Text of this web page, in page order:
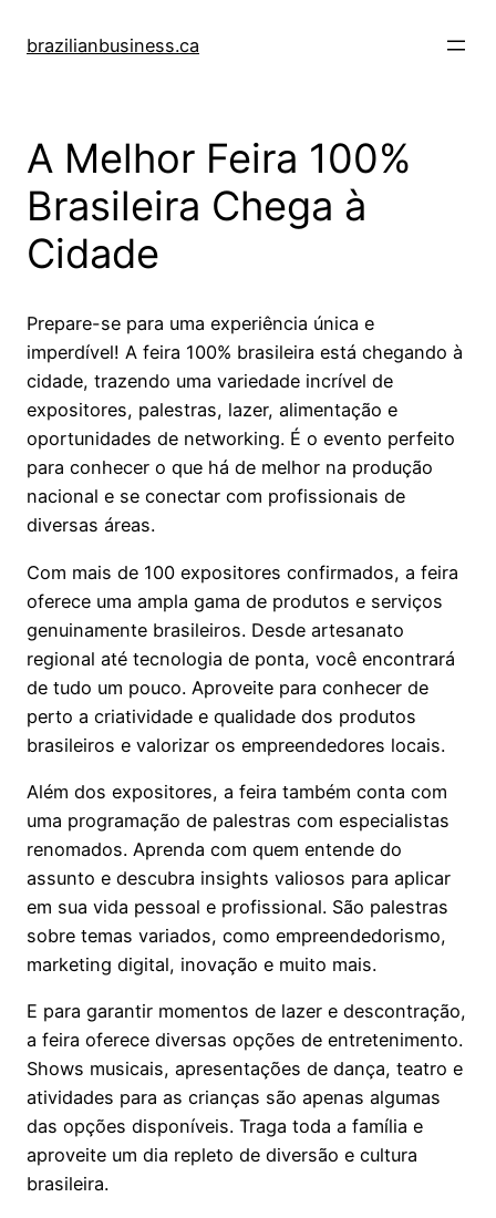
parabrazilianbusiness.ca
A Melhor Feira 100%
Brasileira Chega à
Cidade
Prepare-se para uma experiência única e
imperdível! A feira 100% brasileira está chegando à
cidade, trazendo uma variedade incrível de
expositores, palestras, lazer, alimentação e
oportunidades de networking. É o evento perfeito
para conhecer o que há de melhor na produção
nacional e se conectar com profissionais de
diversas áreas.
Com mais de 100 expositores confirmados, a feira
oferece uma ampla gama de produtos e serviços
genuinamente brasileiros. Desde artesanato
regional até tecnologia de ponta, você encontrará
de tudo um pouco. Aproveite para conhecer de
perto a criatividade e qualidade dos produtos
brasileiros e valorizar os empreendedores locais.
Além dos expositores, a feira também conta com
uma programação de palestras com especialistas
renomados. Aprenda com quem entende do
assunto e descubra insights valiosos para aplicar
em sua vida pessoal e profissional. São palestras
sobre temas variados, como empreendedorismo,
marketing digital, inovação e muito mais.
E para garantir momentos de lazer e descontração,
a feira oferece diversas opções de entretenimento.
Shows musicais, apresentações de dança, teatro e
atividades para as crianças são apenas algumas
das opções disponíveis. Traga toda a família e
aproveite um dia repleto de diversão e cultura
brasileira.